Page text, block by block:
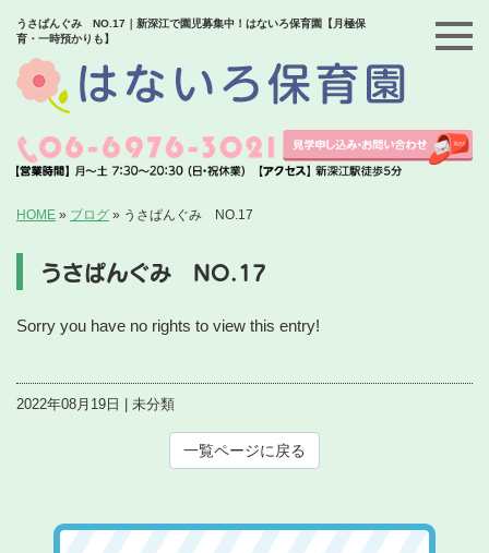
うさぱんぐみ NO.17｜新深江で園児募集中！はないろ保育園【月極保
育・一時預かりも】
HOME » ブログ » うさぱんぐみ NO.17
うさぱんぐみ NO.17
Sorry you have no rights to view this entry!
2022年08月19日 | 未分類
一覧ページに戻る